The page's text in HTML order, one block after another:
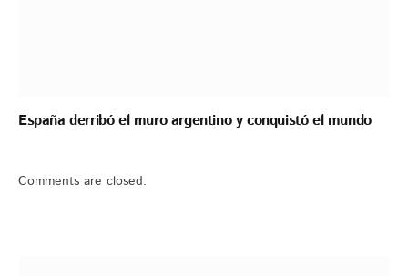
España derribó el muro argentino y conquistó el mundo
Comments are closed.